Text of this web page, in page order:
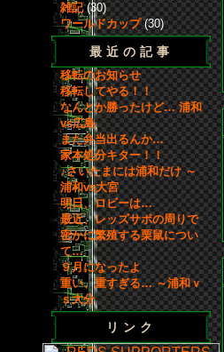
雑記(30)
ワールドカップ(30)
最近の記事
移転のお知らせ
移転してやる！！
なんとか勝ったけど… 浦和
vs広島
また弁当出るんか…
家本処分キター！！
♪さいたまには浦和だけ ～
浦和vs大宮
明日、ロビーは…
最近、レッズサポの周りで
密かに繁殖する栗鼠につい
て…
９月になったよ
重い、重すぎる… ～浦和ｖ
ｓ大分
リンク